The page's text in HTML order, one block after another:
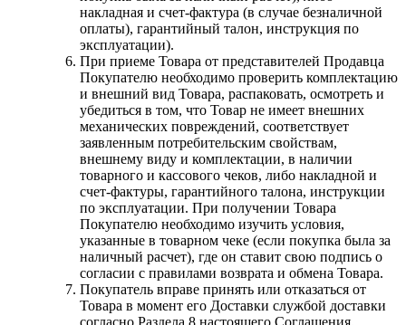
накладная и счет-фактура (в случае безналичной
оплаты), гарантийный талон, инструкция по
эксплуатации).
При приеме Товара от представителей Продавца
Покупателю необходимо проверить комплектацию
и внешний вид Товара, распаковать, осмотреть и
убедиться в том, что Товар не имеет внешних
механических повреждений, соответствует
заявленным потребительским свойствам,
внешнему виду и комплектации, в наличии
товарного и кассового чеков, либо накладной и
счет-фактуры, гарантийного талона, инструкции
по эксплуатации. При получении Товара
Покупателю необходимо изучить условия,
указанные в товарном чеке (если покупка была за
наличный расчет), где он ставит свою подпись о
согласии с правилами возврата и обмена Товара.
Покупатель вправе принять или отказаться от
Товара в момент его Доставки службой доставки
согласно Раздела 8 настоящего Соглашения.